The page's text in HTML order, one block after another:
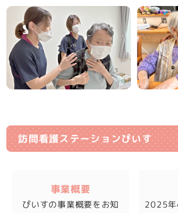
訪問看護ステーションぴいす
事業概要
ぴいすの事業概要を お知 2025年